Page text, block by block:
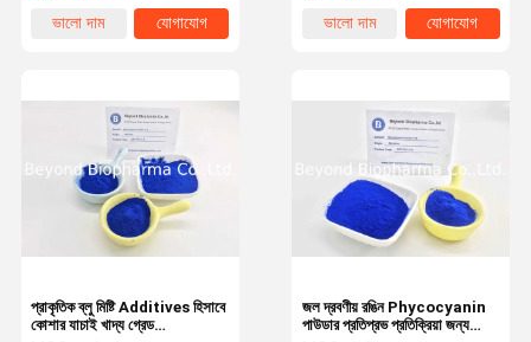
ভালো দাম
যোগাযোগ
ভালো দাম
যোগাযোগ
জল দ্রবণীয় রঙিন Phycocyanin
পাউডার প্রতিপ্রভ প্রতিক্রিয়া জন্য
প্রাকৃতিক ব্লু মিষ্টি Additives হিসাবে
কোশার যাচাই খাদ্য গ্রেড